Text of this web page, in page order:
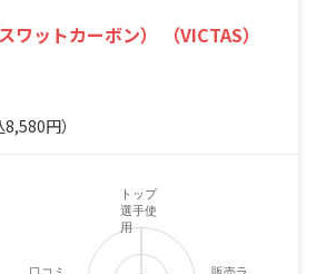
ワットカーボン） （VICTAS）
8,580円）
トップ
選手使
用